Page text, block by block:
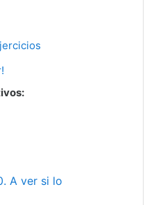
Гиперссылка
A ver si lo